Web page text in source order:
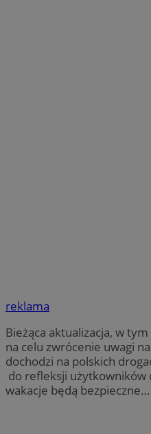
reklama
Bieżąca aktualizacja, w tym
na celu zwrócenie uwagi
dochodzi na polskich
do refleksji użytkowników
wakacje będą bezpieczne…